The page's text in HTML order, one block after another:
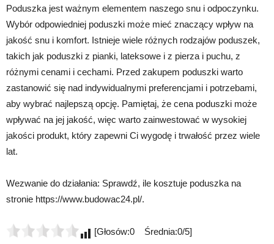
Poduszka jest ważnym elementem naszego snu i odpoczynku.
Wybór odpowiedniej poduszki może mieć znaczący wpływ na
jakość snu i komfort. Istnieje wiele różnych rodzajów poduszek,
takich jak poduszki z pianki, lateksowe i z pierza i puchu, z
różnymi cenami i cechami. Przed zakupem poduszki warto
zastanowić się nad indywidualnymi preferencjami i potrzebami,
aby wybrać najlepszą opcję. Pamiętaj, że cena poduszki może
wpływać na jej jakość, więc warto zainwestować w wysokiej
jakości produkt, który zapewni Ci wygodę i trwałość przez wiele
lat.
Wezwanie do działania: Sprawdź, ile kosztuje poduszka na
stronie https://www.budowac24.pl/.
[Głosów:0 Średnia:0/5]